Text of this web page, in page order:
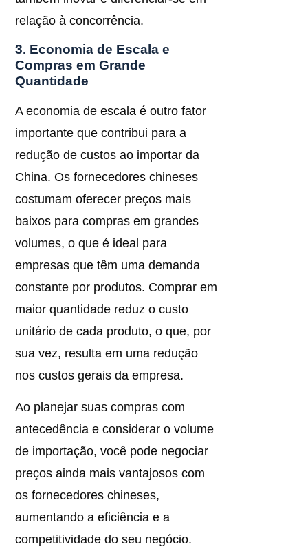
relação à concorrência.
3. Economia de Escala e
Compras em Grande
Quantidade
A economia de escala é outro fator
importante que contribui para a
redução de custos ao importar da
China. Os fornecedores chineses
costumam oferecer preços mais
baixos para compras em grandes
volumes, o que é ideal para
empresas que têm uma demanda
constante por produtos. Comprar em
maior quantidade reduz o custo
unitário de cada produto, o que, por
sua vez, resulta em uma redução
nos custos gerais da empresa.
Ao planejar suas compras com
antecedência e considerar o volume
de importação, você pode negociar
preços ainda mais vantajosos com
os fornecedores chineses,
aumentando a eficiência e a
competitividade do seu negócio.